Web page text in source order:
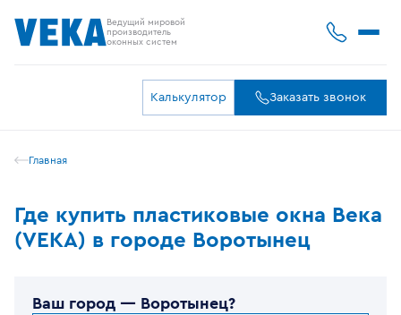
Ведущий мировой
производитель
оконных систем
Калькулятор Заказать звонок
Главная
Где купить пластиковые окна Века
(VEKA) в городе Воротынец
Ваш город — Воротынец?